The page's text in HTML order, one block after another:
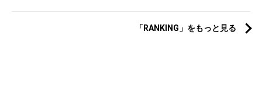
「RANKING」をもっと見る